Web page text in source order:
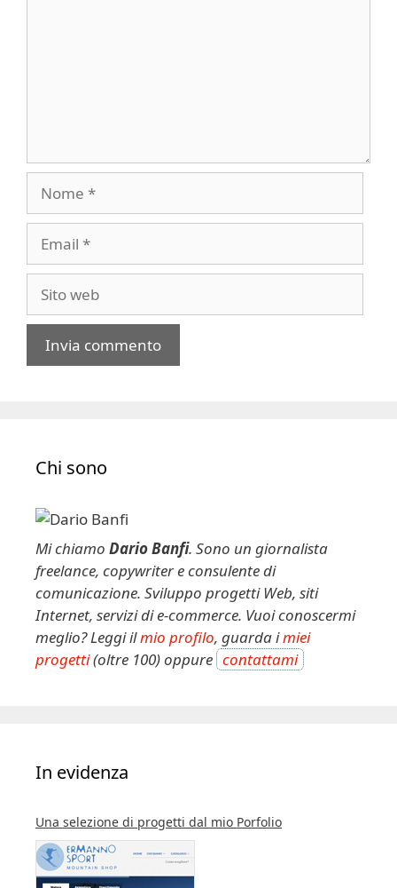
web
v
Chi sono
Mi chiamo Dario Banfi. Sono un giornalista
freelance, copywriter e consulente di
comunicazione. Sviluppo progetti Web, siti
Internet, servizi di e-commerce. Vuoi conoscermi
meglio? Leggi ilmio profilo, guarda imiei
progetti(oltre 100) oppure contattami
In evidenza
Una selezione di progetti dal mio Porfolio